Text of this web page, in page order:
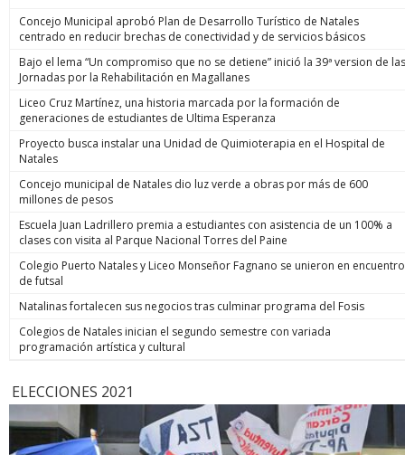
Concejo Municipal aprobó Plan de Desarrollo Turístico de Natales
centrado en reducir brechas de conectividad y de servicios básicos
Bajo el lema “Un compromiso que no se detiene” inició la 39ª version de las
Jornadas por la Rehabilitación en Magallanes
Liceo Cruz Martínez, una historia marcada por la formación de
generaciones de estudiantes de Ultima Esperanza
Proyecto busca instalar una Unidad de Quimioterapia en el Hospital de
Natales
Concejo municipal de Natales dio luz verde a obras por más de 600
millones de pesos
Escuela Juan Ladrillero premia a estudiantes con asistencia de un 100% a
clases con visita al Parque Nacional Torres del Paine
Colegio Puerto Natales y Liceo Monseñor Fagnano se unieron en encuentro
de futsal
Natalinas fortalecen sus negocios tras culminar programa del Fosis
Colegios de Natales inician el segundo semestre con variada
programación artística y cultural
ELECCIONES 2021